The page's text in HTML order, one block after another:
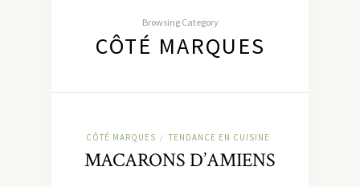
Browsing Category
CÔTÉ MARQUES
CÔTÉ MARQUES / TENDANCE EN CUISINE
MACARONS D’AMIENS